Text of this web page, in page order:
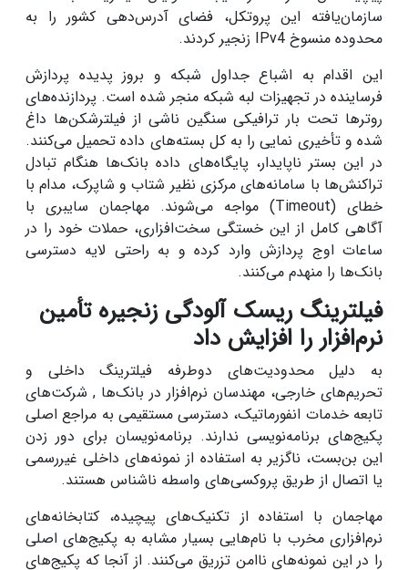
سازمان‌یافته این پروتکل، فضای آدرس‌دهی کشور را به
محدوده منسوخ IPv4 زنجیر کردند.
این اقدام به اشباع جداول شبکه و بروز پدیده پردازش
فرساینده در تجهیزات لبه شبکه منجر شده است. پردازنده‌های
روترها تحت بار ترافیکی سنگین ناشی از فیلترشکن‌ها داغ
شده و تأخیری نمایی را به کل بسته‌های داده تحمیل می‌کنند.
در این بستر ناپایدار، پایگاه‌های داده بانک‌ها هنگام تبادل
تراکنش‌ها با سامانه‌های مرکزی نظیر شتاب و شاپرک، مدام با
خطای (Timeout) مواجه می‌شوند. مهاجمان سایبری با
آگاهی کامل از این خستگی سخت‌افزاری، حملات خود را در
ساعات اوج پردازش وارد کرده و به راحتی لایه دسترسی
بانک‌ها را منهدم می‌کنند.
فیلترینگ ریسک آلودگی زنجیره تأمین
نرم‌افزار را افزایش داد
به دلیل محدودیت‌های دوطرفه فیلترینگ داخلی و
تحریم‌های خارجی، مهندسان نرم‌افزار در بانک‌ها , شرکت‌های
تابعه خدمات انفورماتیک، دسترسی مستقیمی به مراجع اصلی
پکیج‌های برنامه‌نویسی ندارند. برنامه‌نویسان برای دور زدن
این بن‌بست، ناگزیر به استفاده از نمونه‌های داخلی غیررسمی
یا اتصال از طریق پروکسی‌های واسطه ناشناس هستند.
مهاجمان با استفاده از تکنیک‌های پیچیده، کتابخانه‌های
نرم‌افزاری مخرب با نام‌هایی بسیار مشابه به پکیج‌های اصلی
را در این نمونه‌های ناامن تزریق می‌کنند. از آنجا که پکیج‌های